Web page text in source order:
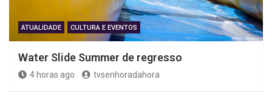
ATUALIDADE CULTURA E EVENTOS
Water Slide Summer de regresso
4 horas ago tvsenhoradahora